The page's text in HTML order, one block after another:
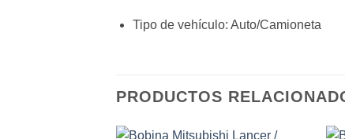
Tipo de vehículo: Auto/Camioneta
PRODUCTOS